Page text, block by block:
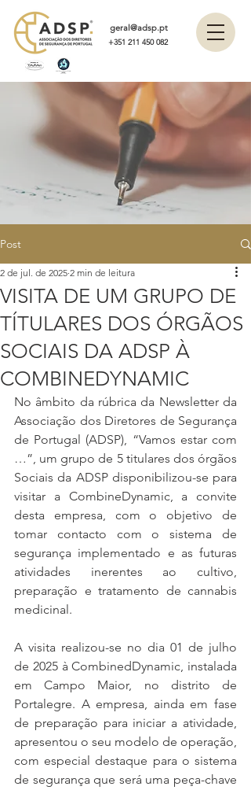
+351 211 450 082
geral@adsp.pt
Post
VISITA DE UM GRUPO DE
TÍTULARES DOS ÓRGÃOS
SOCIAIS DA ADSP À
COMBINEDYNAMIC
2 de jul. de 2025 2 min de leitura
No âmbito da rúbrica da Newsletter da
Associação dos Diretores de Segurança
de Portugal (ADSP), “Vamos estar com
…”, um grupo de 5 titulares dos órgãos
Sociais da ADSP disponibilizou-se para
visitar a CombineDynamic, a convite
desta empresa, com o objetivo de
tomar contacto com o sistema de
segurança implementado e as futuras
atividades inerentes ao cultivo,
preparação e tratamento de cannabis
medicinal.
A visita realizou-se no dia 01 de julho
de 2025 à CombinedDynamic, instalada
em Campo Maior, no distrito de
Portalegre. A empresa, ainda em fase
de preparação para iniciar a atividade,
apresentou o seu modelo de operação,
com especial destaque para o sistema
de segurança que será uma peça-chave